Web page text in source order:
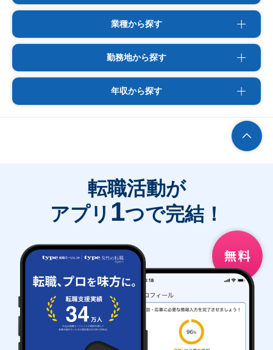
業種から探す
勤務地から探す
年収から探す
転職活動が
アプリ 1つで完結！